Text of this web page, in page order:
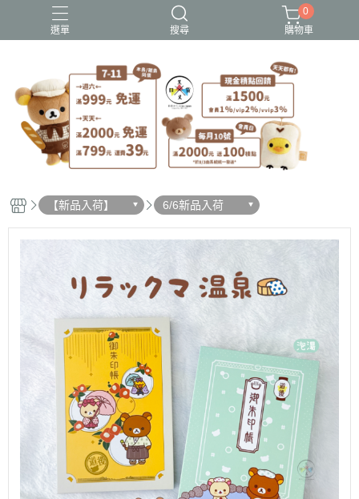
選單 搜尋
史努比歐拉夫 吉伊卡哇 憂傷馬戲團
拉拉熊
迪士尼-玩具總動員
0
購物車
【新品入荷】 6/6新品入荷